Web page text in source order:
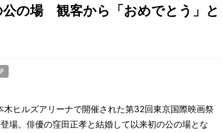
公の場 観客から「おめでとう」と
ヒルズアリーナで開催された第32回東京国際映画祭
場。俳優の窪田正孝と結婚して以来初の公の場とな